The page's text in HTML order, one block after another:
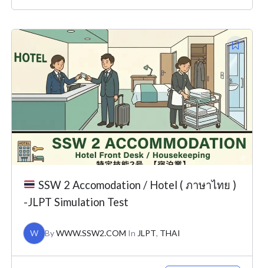
SSW 2 Accomodation / Hotel ( ภาษาไทย )
-JLPT Simulation Test
W ByWWW.SSW2.COM In JLPT, THAI
Original
was:
¥26,000.
Current
¥7,000.